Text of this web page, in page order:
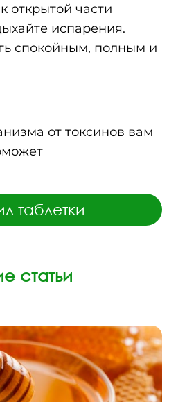
открытой части
испарения.
спокойным, полным и
от токсинов вам
таблетки
статьи